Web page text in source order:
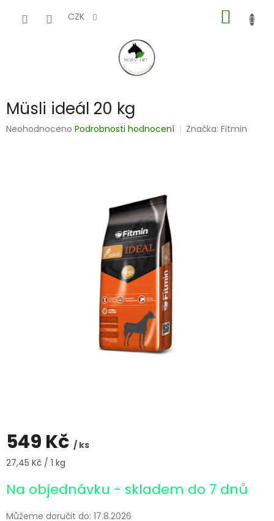
CZK
KOŠÍK
Müsli ideál 20 kg
Průměrné
Neohodnoceno Podrobnosti hodnocení Značka:Fitmin
549 Kč / ks
Měrná
27,45 Kč / 1 kg
Na objednávku - skladem do 7 dnů
Můžeme doručit do: 17.8.2026